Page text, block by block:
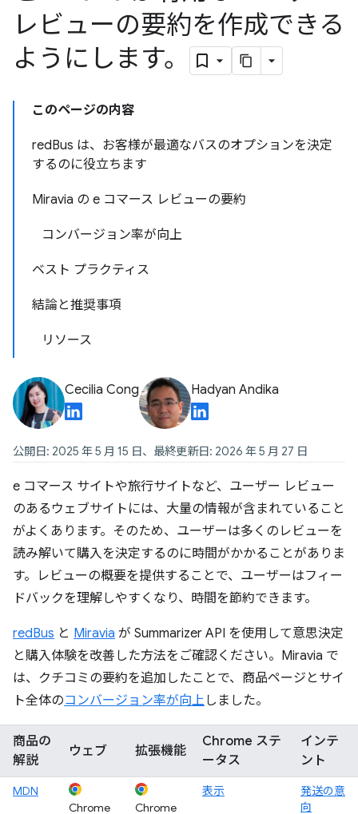
レビューの要約を作成できる
ようにします。
このページの内容
redBus は、お客様が最適なバスのオプションを決定
するのに役立ちます
Miravia の e コマース レビューの要約
コンバージョン率が向上
ベスト プラクティス
結論と推奨事項
リソース
Cecilia Cong Hadyan Andika
公開日: 2025 年 5 月 15 日、最終更新日: 2026 年 5 月 27 日
e コマース サイトや旅行サイトなど、ユーザー レビュー
のあるウェブサイトには、大量の情報が含まれていること
がよくあります。そのため、ユーザーは多くのレビューを
読み解いて購入を決定するのに時間がかかることがありま
す。レビューの概要を提供することで、ユーザーはフィー
ドバックを理解しやすくなり、時間を節約できます。
redBus と Miravia が Summarizer API を使用して意思決定
と購入体験を改善した方法をご確認ください。Miravia で
は、クチコミの要約を追加したことで、商品ページとサイ
ト全体のコンバージョン率が向上しました。
商品の
解説
ウェブ 拡張機能
Chrome ステ
ータス
インテ
ント
MDN
Chrome
Chrome
表示
発送の意
向